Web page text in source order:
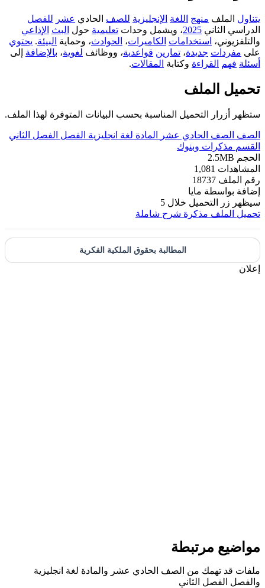
يتناولالملف منهج اللغة الإنجليزية للصفالحادي عشر للفصل
الدراسي الثاني 2025، ويشمل وحدات تعليميةحول البث
الإذاعي
والتلفزيوني، استخدامات الكاميرات، الحوادث، وحماية البيئة. يحتوي
على مفردات جديدة، تمارين قواعدية، ووظائف لغوية، بالإضافةإلى
أسئلة فهم القراءةوكتابة المقالات.
تحميل الملف
ستظهر أزرار التحميل المناسبة بحسب البيانات المتوفرة لهذا الملف.
الصف الصف الحادي عشر المادة لغة انجليزية الفصل
الفصل الثاني
القسم مذكرات وبنوك
الحجم 2.5MB
المشاهدات 1,081
رقم الملف 18737
إضافة بواسطة مايا
سيظهر زر التحميل خلال 5
تحميل الملف مذكرة شرح شاملة
المطالبة بحقوق الملكية الفكرية
إعلان
مواضيع مرتبطة
ملفات قد تهمك من الصف الحادي عشر والمادة لغة انجليزية
والفصل الفصل الثاني